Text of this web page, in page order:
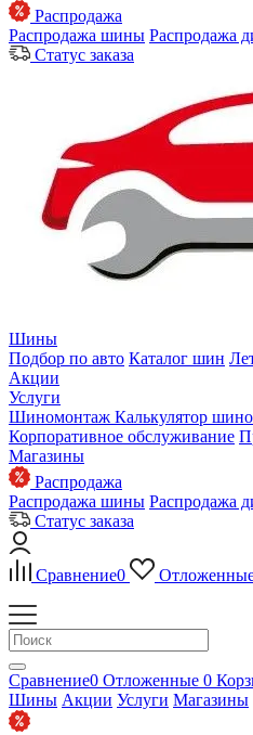
Распродажа
Распродажа шины Распродажа
Статус заказа
Шины
Подбор по авто Каталог шин
Акции
Услуги
Шиномонтаж Калькулятор
Корпоративное обслуживание
Магазины
Распродажа
Распродажа шины Распродажа
Статус заказа
Сравнение0
Сравнение0 Отложенные 0
Шины Акции Услуги Магазины